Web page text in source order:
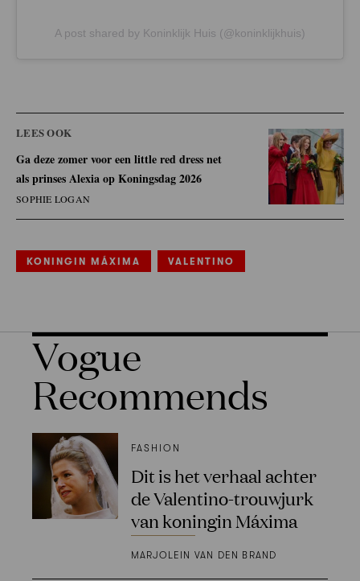
A post shared by Koninklijk Huis (@koninklijkhuis)
LEES OOK
Ga deze zomer voor een little red dress net
als prinses Alexia op Koningsdag 2026
SOPHIE LOGAN
KONINGIN MÁXIMA VALENTINO
Vogue
Recommends
FASHION
Dit is het verhaal achter
de Valentino-trouwjurk
van koningin Máxima
MARJOLEIN VAN DEN BRAND